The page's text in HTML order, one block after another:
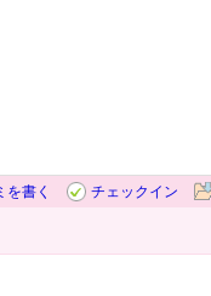
を書く
チェックイン